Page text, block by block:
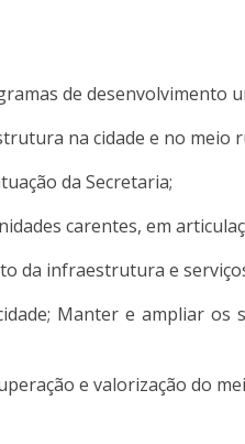
de desenvolvimento
na cidade e no meio
da Secretaria;
carentes, em
da infraestrutura e
Manter e ampliar os
e valorização do